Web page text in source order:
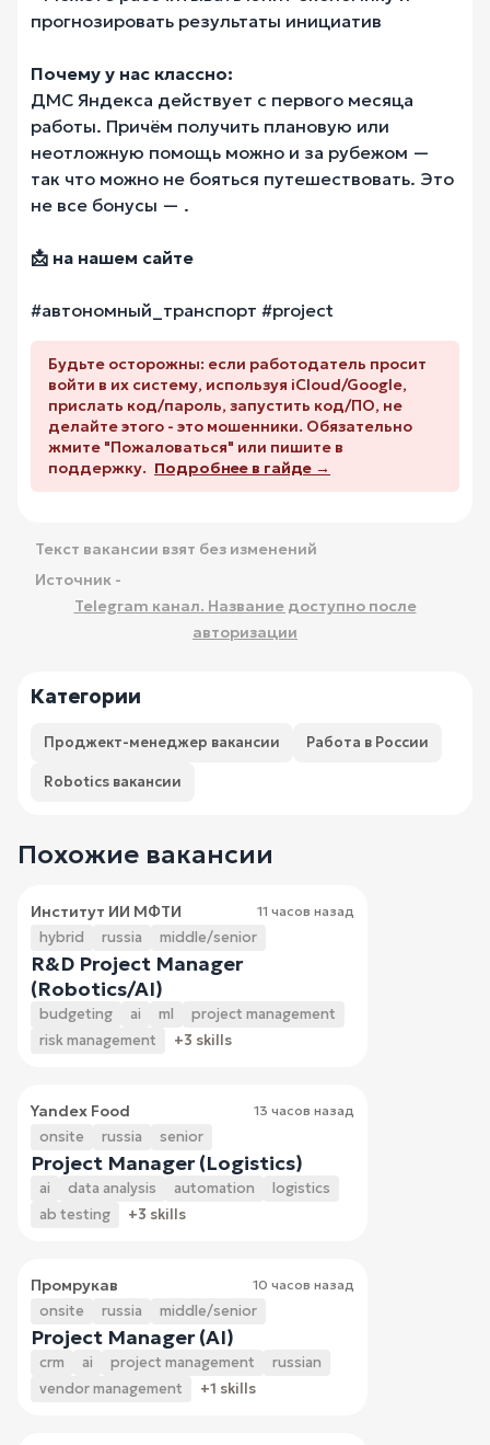
прогнозировать результаты инициатив
Почему у нас классно:
ДМС Яндекса действует с первого месяца
работы. Причём получить плановую или
неотложную помощь можно и за рубежом —
так что можно не бояться путешествовать. Это
не все бонусы — .
📩 на нашем сайте
#автономный_транспорт #project
Будьте осторожны: если работодатель просит
войти в их систему, используя iCloud/Google,
прислать код/пароль, запустить код/ПО, не
делайте этого - это мошенники. Обязательно
жмите "Пожаловаться" или пишите в
поддержку. Подробнее в гайде →
Текст вакансии взят без изменений
Источник -
Telegram канал. Название доступно после
авторизации
Категории
Проджект-менеджер вакансии Работа в России
Robotics вакансии
Похожие вакансии
Институт ИИ МФТИ 11 часов назад
hybrid russia middle/senior
R&D Project Manager
(Robotics/AI)
budgeting ai ml
project management
risk management
+3 skills
Yandex Food 13 часов назад
onsite russia senior
Project Manager (Logistics)
ai data analysis automation
logistics
ab testing
+3 skills
Промрукав 10 часов назад
onsite russia middle/senior
Project Manager (AI)
crm ai project management
russian
vendor management
+1 skills